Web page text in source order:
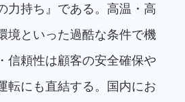
力持ち』である。高温・高
境といった過酷な条件で機
信頼性は顧客の安全確保や
転にも直結する。国内にお